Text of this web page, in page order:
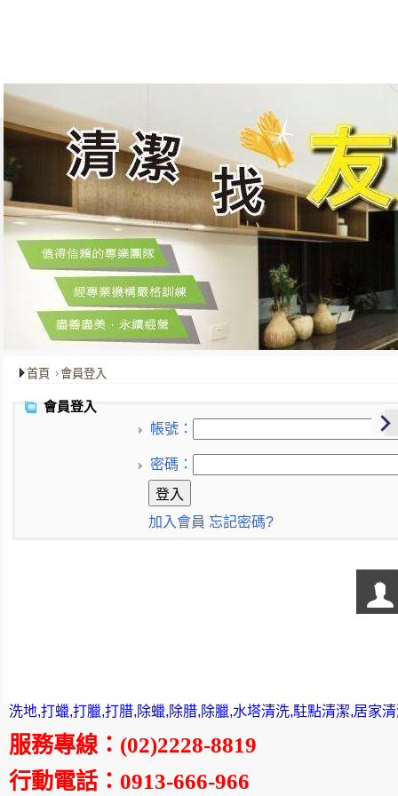
首頁 會員登入
會員登入
帳號：
密碼：
加入會員 忘記密碼?
洗地,打蠟,打臘,打腊,除蠟,除腊,除臘,水塔清洗,駐點清潔,居家
服務專線 ： (02)2228-8819
行動電話 ：0913-666-966